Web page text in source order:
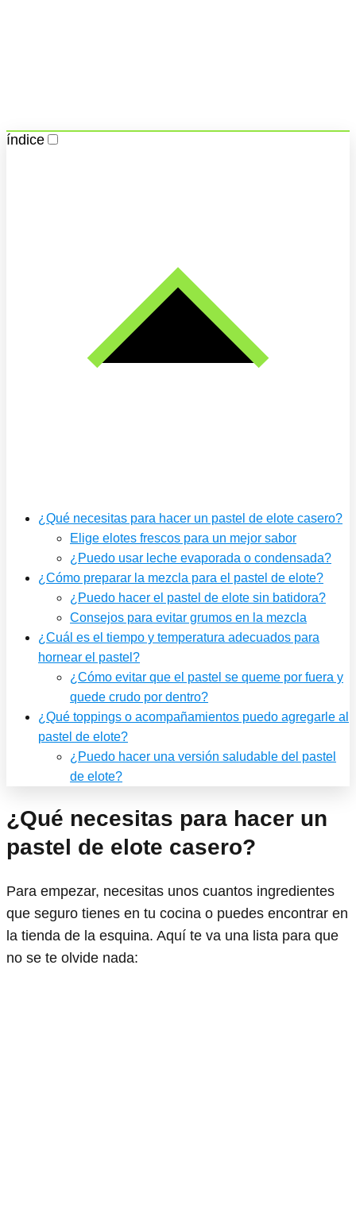
índice
¿Qué necesitas para hacer un pastel de elote casero?
Elige elotes frescos para un mejor sabor
¿Puedo usar leche evaporada o condensada?
¿Cómo preparar la mezcla para el pastel de elote?
¿Puedo hacer el pastel de elote sin batidora?
Consejos para evitar grumos en la mezcla
¿Cuál es el tiempo y temperatura adecuados para
hornear el pastel?
¿Cómo evitar que el pastel se queme por fuera y
quede crudo por dentro?
¿Qué toppings o acompañamientos puedo agregarle al
pastel de elote?
¿Puedo hacer una versión saludable del pastel
de elote?
¿Qué necesitas para hacer un
pastel de elote casero?
Para empezar, necesitas unos cuantos ingredientes
que seguro tienes en tu cocina o puedes encontrar en
la tienda de la esquina. Aquí te va una lista para que
no se te olvide nada: